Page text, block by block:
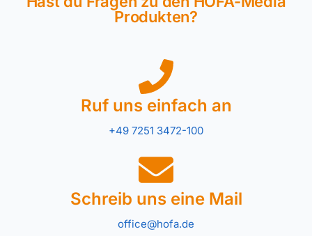
Produkten?
Ruf uns einfach an
+49 7251 3472-100
Schreib uns eine Mail
office@hofa.de